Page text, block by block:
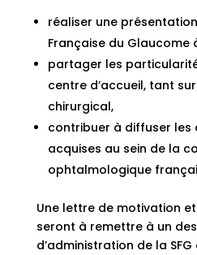
réaliser une
Française du Glaucome
partager les
centre d’accueil, tant
chirurgical,
contribuer à diffuser les
acquises au sein de la
ophtalmologique
Une lettre de motivation
seront à remettre à un
d’administration de la